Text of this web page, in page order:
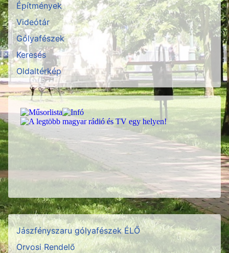
Jászfényszaru gólyafészek ÉLŐ
Orvosi Rendelő
Építmények
Videótár
Gólyafészek
Keresés
Oldaltérkép